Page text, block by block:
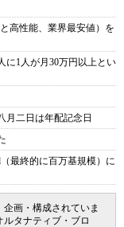
高性能、業界最安値）を
に1人が月30万円以上とい
月二日は年配記念日
最終的に百万基規模）に
画・構成されていま
タナティブ・ブロ